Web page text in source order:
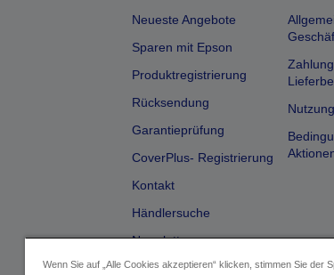
Neueste Angebote
Sparen mit Epson
Produktregistrierung
Rücksendung
Garantieprüfung
CoverPlus- Registrierung
Kontakt
Händlersuche
Newsletter
Wenn Sie auf „Alle Cookies akzeptieren“ klicken, stimmen Sie der